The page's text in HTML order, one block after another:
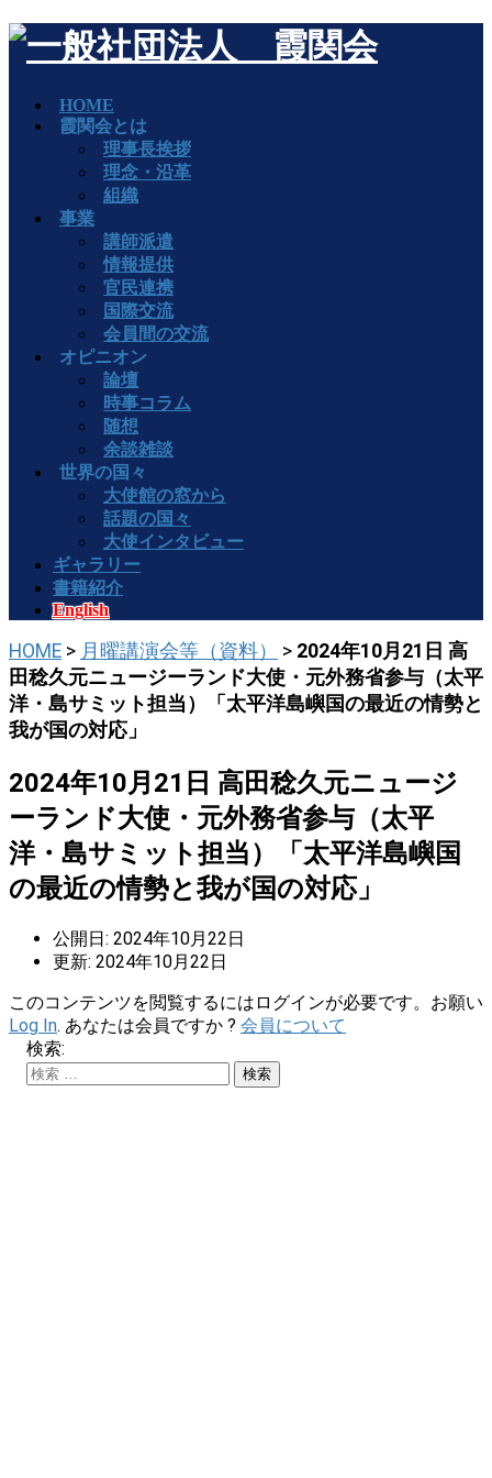
HOME
霞関会とは
理事長挨拶
理念・沿革
組織
事業
講師派遣
情報提供
官民連携
国際交流
会員間の交流
オピニオン
論壇
時事コラム
随想
余談雑談
世界の国々
大使館の窓から
話題の国々
大使インタビュー
ギャラリー
書籍紹介
English
HOME > 月曜講演会等（資料） > 2024年10月21日 高
田稔久元ニュージーランド大使・元外務省参与（太平
洋・島サミット担当）「太平洋島嶼国の最近の情勢と
我が国の対応」
2024年10月21日 高田稔久元ニュージ
ーランド大使・元外務省参与（太平
洋・島サミット担当）「太平洋島嶼国
の最近の情勢と我が国の対応」
公開日: 2024年10月22日
更新: 2024年10月22日
このコンテンツを閲覧するにはログインが必要です。お願い
Log In. あなたは会員ですか ? 会員について
検索: